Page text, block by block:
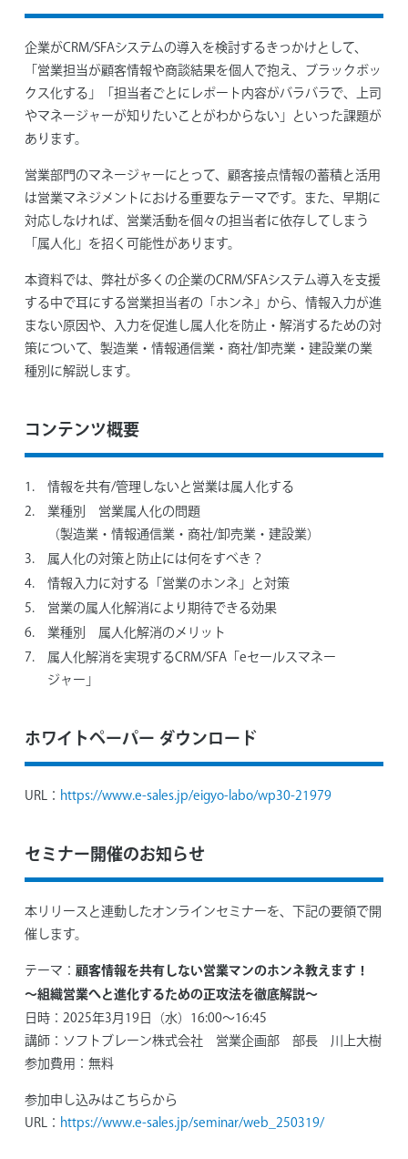
企業がCRM/SFAシステムの導入を検討するきっかけとして、
「営業担当が顧客情報や商談結果を個人で抱え、ブラックボッ
クス化する」「担当者ごとにレポート内容がバラバラで、上司
やマネージャーが知りたいことがわからない」といった課題が
あります。
営業部門のマネージャーにとって、顧客接点情報の蓄積と活用
は営業マネジメントにおける重要なテーマです。また、早期に
対応しなければ、営業活動を個々の担当者に依存してしまう
「属人化」を招く可能性があります。
本資料では、弊社が多くの企業のCRM/SFAシステム導入を支援
する中で耳にする営業担当者の「ホンネ」から、情報入力が進
まない原因や、入力を促進し属人化を防止・解消するための対
策について、製造業・情報通信業・商社/卸売業・建設業の業
種別に解説します。
コンテンツ概要
情報を共有/管理しないと営業は属人化する
業種別 営業属人化の問題
（製造業・情報通信業・商社/卸売業・建設業）
属人化の対策と防止には何をすべき？
情報入力に対する「営業のホンネ」と対策
営業の属人化解消により期待できる効果
業種別 属人化解消のメリット
属人化解消を実現するCRM/SFA「eセールスマネー
ジャー」
ホワイトペーパー ダウンロード
URL： https://www.e-sales.jp/eigyo-labo/wp30-21979
セミナー開催のお知らせ
本リリースと連動したオンラインセミナーを、下記の要領で開
催します。
テーマ： 顧客情報を共有しない営業マンのホンネ教えます！
～組織営業へと進化するための正攻法を徹底解説～
日時： 2025年3月19日（水）16:00～16:45
講師： ソフトブレーン株式会社 営業企画部 部長 川上大樹
参加費用： 無料
参加申し込みはこちらから
URL： https://www.e-sales.jp/seminar/web_250319/